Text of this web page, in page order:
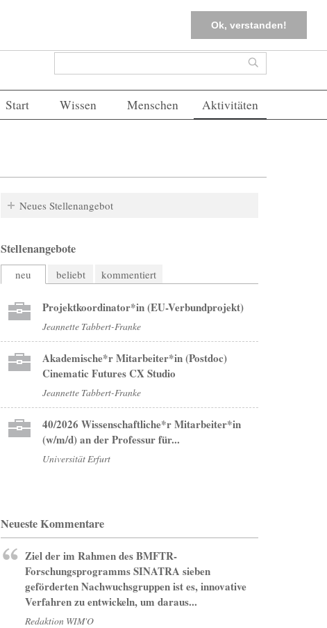
Ok, verstanden!
FAQs Einloggen
Suchformular Suche
Start Wissen Menschen Aktivitäten
Neues Stellenangebot
Stellenangebote
neu beliebt kommentiert
Projektkoordinator*in (EU-Verbundprojekt)
Jeannette Tabbert-Franke
Akademische*r Mitarbeiter*in (Postdoc)
Cinematic Futures CX Studio
Jeannette Tabbert-Franke
40/2026 Wissenschaftliche*r Mitarbeiter*in
(w/m/d) an der Professur für...
Universität Erfurt
Neueste Kommentare
Ziel der im Rahmen des BMFTR-
Forschungsprogramms SINATRA sieben
geförderten Nachwuchsgruppen ist es, innovative
Verfahren zu entwickeln, um daraus...
Redaktion WIM'O